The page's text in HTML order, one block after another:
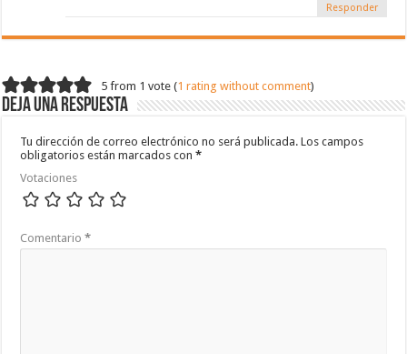
Responder
5 from 1 vote (1 rating without comment)
Deja una respuesta
Tu dirección de correo electrónico no será publicada. Los campos
obligatorios están marcados con*
Votaciones
Comentario*